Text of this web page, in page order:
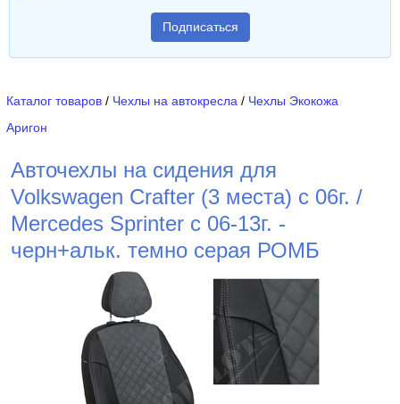
Подписаться
Каталог товаров / Чехлы на автокресла / Чехлы Экокожа
Аригон
Авточехлы на сидения для
Volkswagen Crafter (3 места) с 06г. /
Mercedes Sprinter c 06-13г. -
черн+альк. темно серая РОМБ